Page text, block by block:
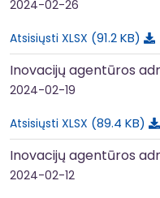
2024-02-26
Atsisiųsti XLSX 91.2 KB
Inovacijų agentūros
2024-02-19
Atsisiųsti XLSX 89.4 KB
Inovacijų agentūros
2024-02-12